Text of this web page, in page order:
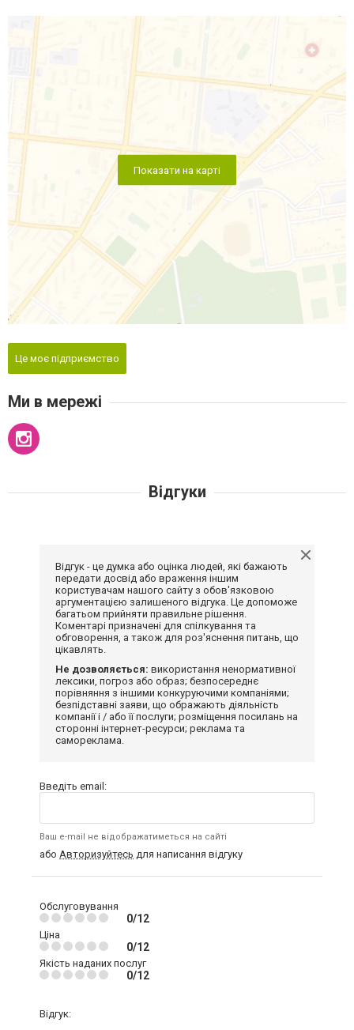
Показати на карті
Це моє підприємство
Ми в мережі
Відгуки
Відгук - це думка або оцінка людей, які бажають
передати досвід або враження іншим
користувачам нашого сайту з обов'язковою
аргументацією залишеного відгука. Це допоможе
багатьом прийняти правильне рішення.
Коментарі призначені для спілкування та
обговорення, а також для роз'яснення питань, що
цікавлять.
Не дозволяється: використання ненормативної
лексики, погроз або образ; безпосереднє
порівняння з іншими конкуруючими компаніями;
безпідставні заяви, що ображають діяльність
компанії і / або її послуги; розміщення посилань на
сторонні інтернет-ресурси; реклама та
самореклама.
Введіть email:
Ваш e-mail не відображатиметься на сайті
або Авторизуйтесь для написання відгуку
Обслуговування
0/12
Ціна
0/12
Якість наданих послуг
0/12
Відгук: